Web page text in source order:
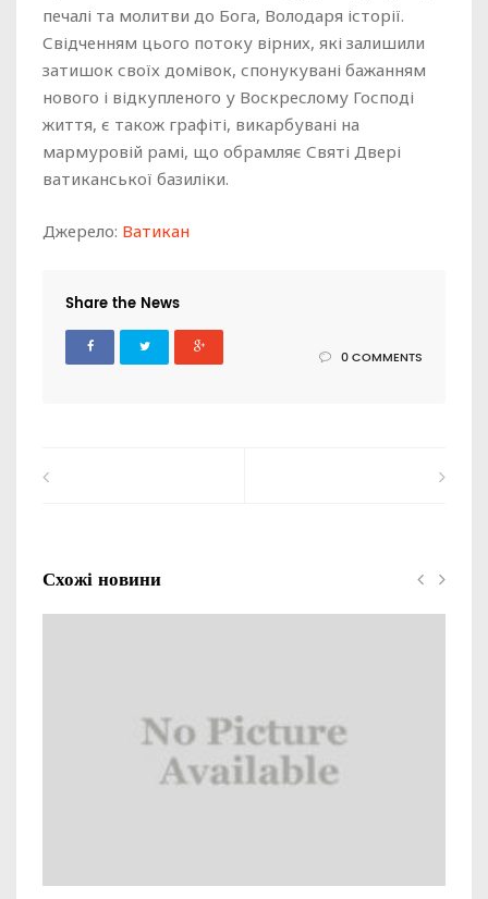
печалі та молитви до Бога, Володаря історії.
Свідченням цього потоку вірних, які залишили
затишок своїх домівок, спонукувані бажанням
нового і відкупленого у Воскреслому Господі
життя, є також графіті, викарбувані на
мармуровій рамі, що обрамляє Святі Двері
ватиканської базиліки.
Джерело: Ватикан
Share the News
0 COMMENTS
Схожі новини